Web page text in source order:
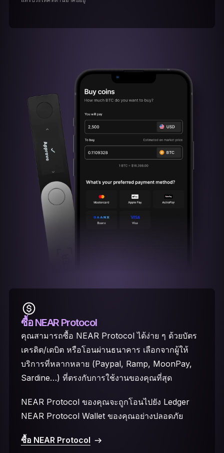
ซื้อ NEAR Protocol
คุณสามารถซื้อ NEAR Protocol ได้ง่าย ๆ ด้วยบัตร
เครดิต/เดบิต หรือโอนผ่านธนาคาร เลือกจากผู้ให้
บริการที่หลากหลาย (Paypal, Ramp, MoonPay,
Sardine…) ที่ตรงกับการใช้งานของคุณที่สุด
NEAR Protocol ของคุณจะถูกโอนไปยัง Ledger
NEAR Protocol Wallet ของคุณอย่างปลอดภัย
ซื้อ NEAR Protocol